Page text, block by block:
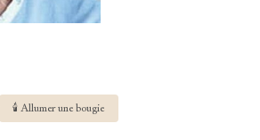
🕯 Allumer une bougie